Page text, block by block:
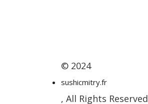
© 2024
sushicmitry.fr
, All Rights Reserved